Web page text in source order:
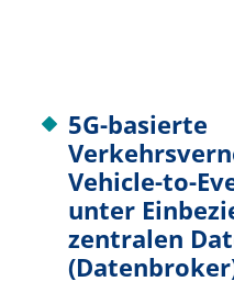
5G-basierte
Vehicle-to-
unter
zentralen